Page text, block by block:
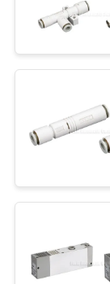
用
要
し
さ
空
空